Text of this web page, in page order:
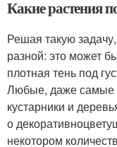
Какие растения
Решая такую
разной: это может
плотная тень под
Любые, даже самые
кустарники и
о
некотором